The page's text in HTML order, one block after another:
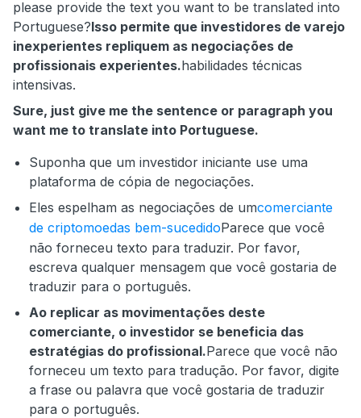
please provide the text you want to be translated into
Portuguese?Isso permite que investidores de varejo
inexperientes repliquem as negociações de
profissionais experientes.habilidades técnicas
intensivas.
Sure, just give me the sentence or paragraph you
want me to translate into Portuguese.
Suponha que um investidor iniciante use uma
plataforma de cópia de negociações.
Eles espelham as negociações de umcomerciante
de criptomoedas bem-sucedidoParece que você
não forneceu texto para traduzir. Por favor,
escreva qualquer mensagem que você gostaria de
traduzir para o português.
Ao replicar as movimentações deste
comerciante, o investidor se beneficia das
estratégias do profissional.Parece que você não
forneceu um texto para tradução. Por favor, digite
a frase ou palavra que você gostaria de traduzir
para o português.